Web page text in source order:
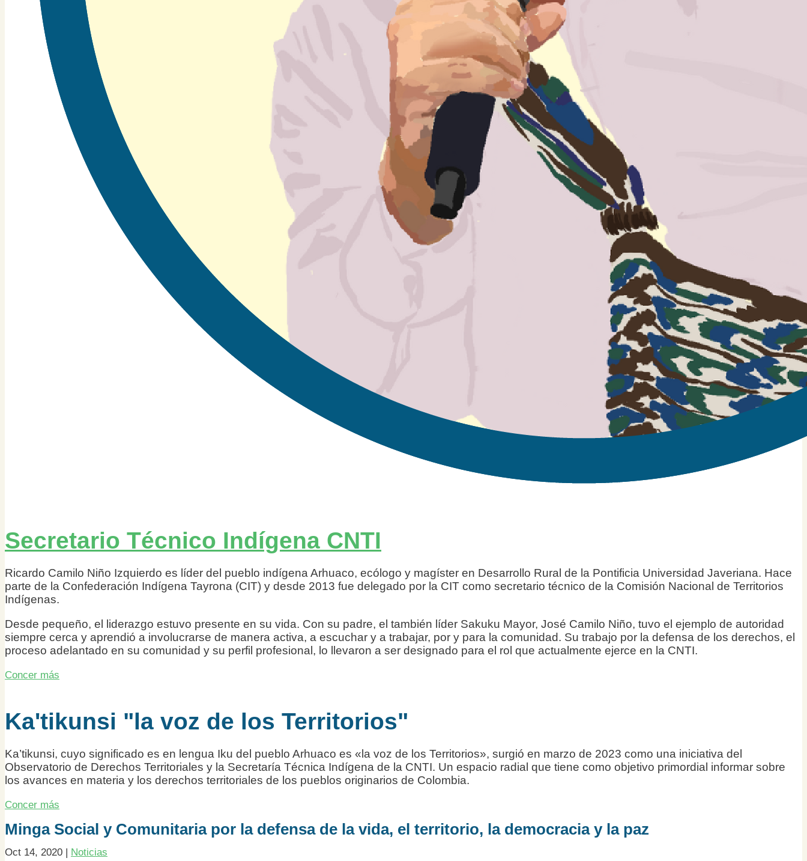
Secretario Técnico Indígena CNTI
Ricardo Camilo Niño Izquierdo es líder del pueblo indígena Arhuaco, ecólogo y magíster en Desarrollo Rural de la Pontificia Universidad Javeriana. Hace
parte de la Confederación Indígena Tayrona (CIT) y desde 2013 fue delegado por la CIT como secretario técnico de la Comisión Nacional de Territorios
Indígenas.
Desde pequeño, el liderazgo estuvo presente en su vida. Con su padre, el también líder Sakuku Mayor, José Camilo Niño, tuvo el ejemplo de autoridad
siempre cerca y aprendió a involucrarse de manera activa, a escuchar y a trabajar, por y para la comunidad. Su trabajo por la defensa de los derechos, el
proceso adelantado en su comunidad y su perfil profesional, lo llevaron a ser designado para el rol que actualmente ejerce en la CNTI.
Concer más
Ka'tikunsi "la voz de los Territorios"
Ka’tikunsi, cuyo significado es en lengua Iku del pueblo Arhuaco es «la voz de los Territorios», surgió en marzo de 2023 como una iniciativa del
Observatorio de Derechos Territoriales y la Secretaría Técnica Indígena de la CNTI. Un espacio radial que tiene como objetivo primordial informar sobre
los avances en materia y los derechos territoriales de los pueblos originarios de Colombia.
Concer más
Minga Social y Comunitaria por la defensa de la vida, el territorio, la democracia y la paz
Oct 14, 2020 | Noticias